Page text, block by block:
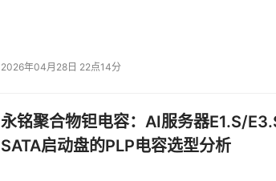
2026年04月28日 22点14分
永铭聚合物钽电容：AI服务器E1.S/
SATA启动盘的PLP电容选型分析